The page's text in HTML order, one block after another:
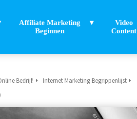
Affiliate Marketing
Beginnen
Video
Content
Bedrijf!
Internet Marketing Begrippenlijst